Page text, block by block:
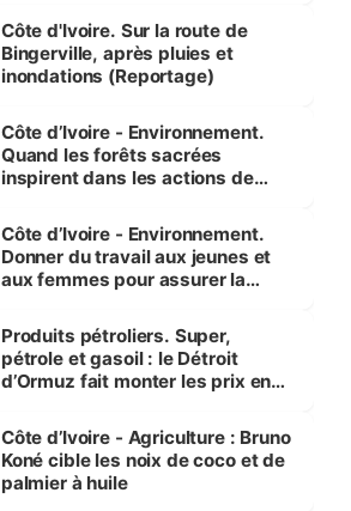
(Alassane Ouattara
Côte d'Ivoire. Sur la route de
Bingerville, après pluies et
inondations (Reportage)
Côte d’Ivoire - Environnement.
Quand les forêts sacrées
inspirent dans les actions de
Côte d’Ivoire - Environnement.
Donner du travail aux jeunes et
aux femmes pour assurer la
menacées
Produits pétroliers. Super,
pétrole et gasoil : le Détroit
d’Ormuz fait monter les prix en
Côte d’Ivoire - Agriculture : Bruno
Koné cible les noix de coco et de
palmier à huile